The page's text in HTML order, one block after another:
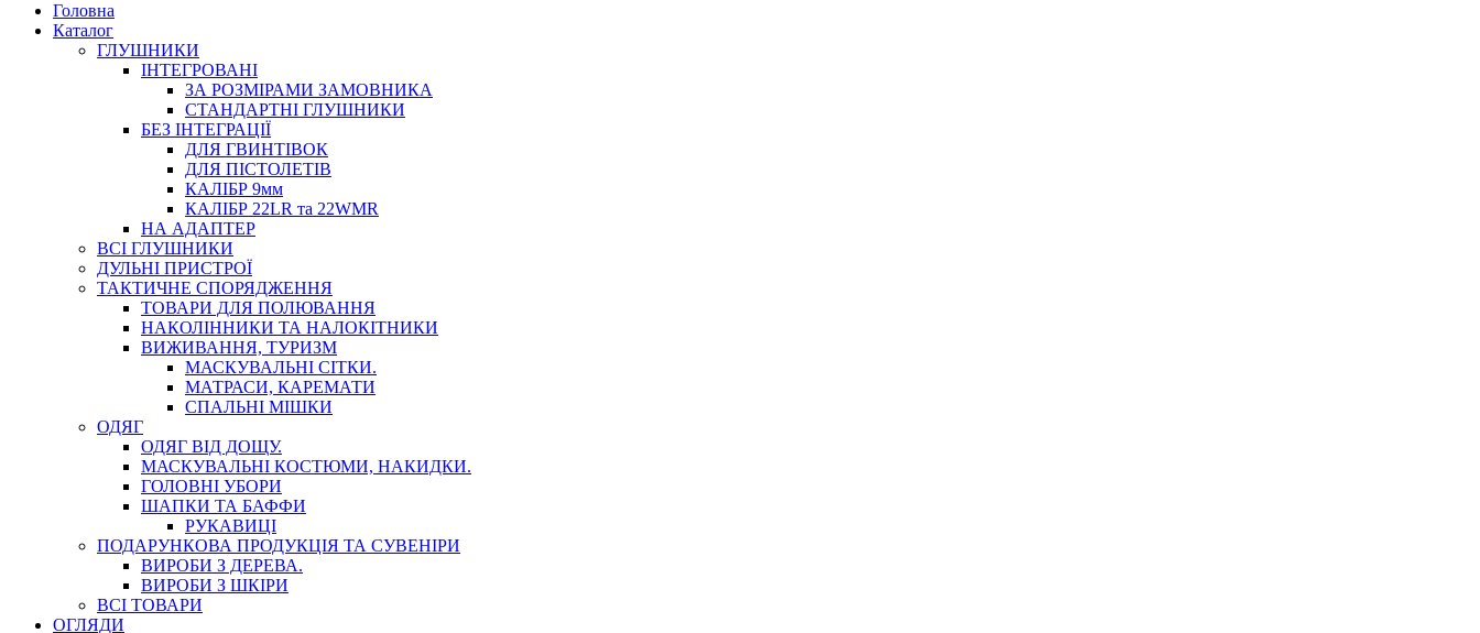
Головна
Каталог
ГЛУШНИКИ
ІНТЕГРОВАНІ
ЗА РОЗМІРАМИ ЗАМОВНИКА
СТАНДАРТНІ ГЛУШНИКИ
БЕЗ ІНТЕГРАЦІЇ
ДЛЯ ГВИНТІВОК
ДЛЯ ПІСТОЛЕТІВ
КАЛІБР 9мм
КАЛІБР 22LR та 22WMR
НА АДАПТЕР
ВСІ ГЛУШНИКИ
ДУЛЬНІ ПРИСТРОЇ
ТАКТИЧНЕ СПОРЯДЖЕННЯ
ТОВАРИ ДЛЯ ПОЛЮВАННЯ
НАКОЛІННИКИ ТА НАЛОКІТНИКИ
ВИЖИВАННЯ, ТУРИЗМ
МАСКУВАЛЬНІ СІТКИ.
МАТРАСИ, КАРЕМАТИ
СПАЛЬНІ МІШКИ
ОДЯГ
ОДЯГ ВІД ДОЩУ.
МАСКУВАЛЬНІ КОСТЮМИ, НАКИДКИ.
ГОЛОВНІ УБОРИ
ШАПКИ ТА БАФФИ
РУКАВИЦІ
ПОДАРУНКОВА ПРОДУКЦІЯ ТА СУВЕНІРИ
ВИРОБИ З ДЕРЕВА.
ВИРОБИ З ШКІРИ
ВСІ ТОВАРИ
ОГЛЯДИ